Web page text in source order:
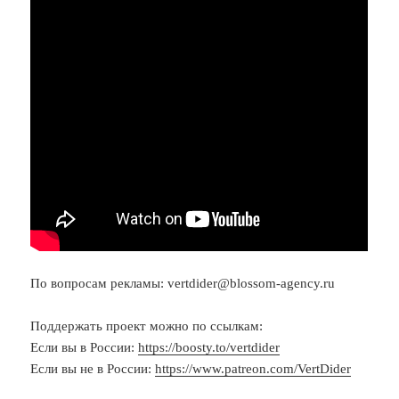
По вопросам рекламы: vertdider@blossom-agency.ru
Поддержать проект можно по ссылкам:
Если вы в России:https://boosty.to/vertdider
Если вы не в России:https://www.patreon.com/VertDider